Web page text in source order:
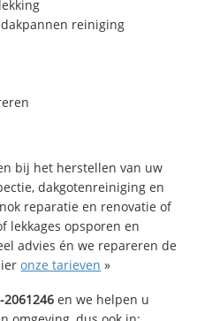
reiniging
bij het herstellen van uw
dakgotenreiniging en
reparatie en renovatie of
lekkages opsporen en
advies én we repareren de
onze tarieven »
2061246 en we helpen u